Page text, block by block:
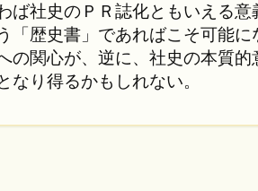
ば社史のＰＲ誌化ともいえる意
「歴史書」であればこそ可能
の関心が、逆に、社史の本質
なり得るかもしれない。